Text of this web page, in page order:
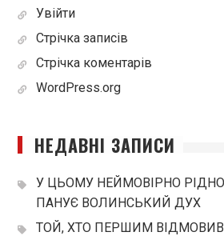
Увійти
Стрічка записів
Стрічка коментарів
WordPress.org
НЕДАВНІ ЗАПИСИ
У ЦЬОМУ НЕЙМОВІРНО
ПАНУЄ ВОЛИНСЬКИЙ ДУХ
ТОЙ, ХТО ПЕРШИМ